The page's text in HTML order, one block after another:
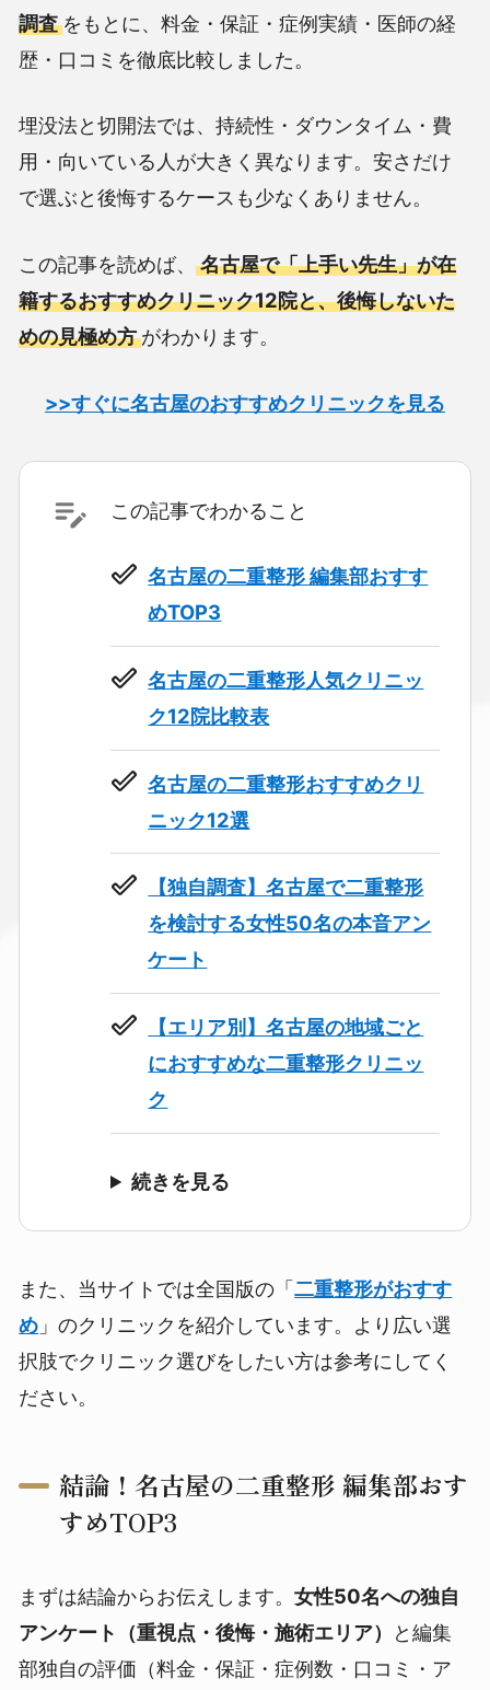
調査をもとに、料金・保証・症例実績・医師の経
歴・口コミを徹底比較しました。
埋没法と切開法では、持続性・ダウンタイム・費
用・向いている人が大きく異なります。安さだけ
で選ぶと後悔するケースも少なくありません。
この記事を読めば、名古屋で「上手い先生」が在
籍するおすすめクリニック12院と、後悔しないた
めの見極め方がわかります。
>>すぐに名古屋のおすすめクリニックを見る
この記事でわかること
名古屋の二重整形 編集部おすす
めTOP3
名古屋の二重整形人気クリニッ
ク12院比較表
名古屋の二重整形おすすめクリ
ニック12選
【独自調査】名古屋で二重整形
を検討する女性50名の本音アン
ケート
【エリア別】名古屋の地域ごと
におすすめな二重整形クリニッ
ク
続きを見る
また、当サイトでは全国版の「二重整形がおすす
め 」のクリニックを紹介しています。より広い選
択肢でクリニック選びをしたい方は参考にしてく
ださい。
結論！名古屋の二重整形 編集部おす
すめTOP3
まずは結論からお伝えします。女性50名への独自
アンケート（重視点・後悔・施術エリア）
と編集
部独自の評価（料金・保証・症例数・口コミ・ア